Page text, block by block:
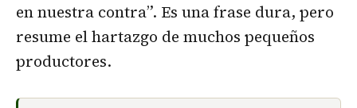
en nuestra contra”. Es una frase dura, pero
resume el hartazgo de muchos pequeños
productores.